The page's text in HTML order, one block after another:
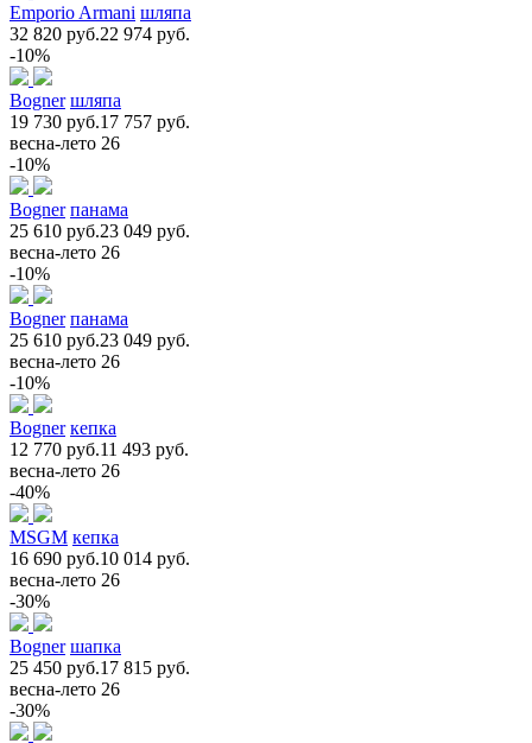
Emporio Armani шляпа
32 820 руб.22 974 руб.
-10%
Bogner шляпа
19 730 руб.17 757 руб.
весна-лето 26
-10%
Bogner панама
25 610 руб.23 049 руб.
весна-лето 26
-10%
Bogner панама
25 610 руб.23 049 руб.
весна-лето 26
-10%
Bogner кепка
12 770 руб.11 493 руб.
весна-лето 26
-40%
MSGM кепка
16 690 руб.10 014 руб.
весна-лето 26
-30%
Bogner шапка
25 450 руб.17 815 руб.
весна-лето 26
-30%